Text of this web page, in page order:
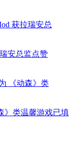
安总监点赞
》类温馨游戏已填